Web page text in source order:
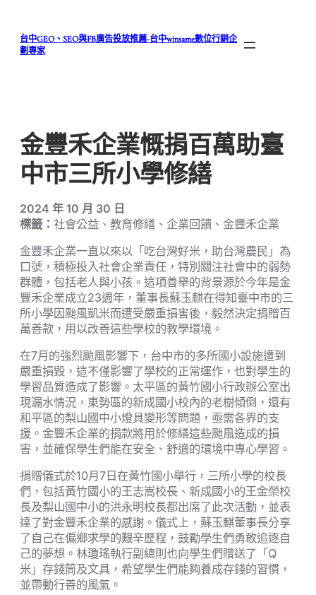
台中GEO、SEO與FB廣告投放推薦-台中winsame數位行銷企
劃專家
金豐禾企業慨捐百萬助臺
中市三所小學修繕
2024 年 10 月 30 日
標籤： 社會公益、教育修繕、企業回饋、金豐禾企業
金豐禾企業一直以來以「吃台灣好米，助台灣農民」為
口號，積極投入社會企業責任，特別關注社會中的弱勢
群體，包括老人與小孩。這項善舉的背景源於今年是金
豐禾企業成立23週年，董事長蘇玉麒在得知臺中市的三
所小學因颱風凱米而遭受嚴重損害後，毅然決定捐贈百
萬善款，用以改善這些學校的教學環境。
在7月的強烈颱風影響下，台中市的多所國小設施遭到
嚴重損毀，這不僅影響了學校的正常運作，也對學生的
學習品質造成了影響。太平區的黃竹國小行政辦公室出
現漏水情況，東勢區的新成國小校內的老樹傾倒，還有
和平區的梨山國中小燈具變形等問題，亟需各界的支
援。金豐禾企業的捐款將用於修繕這些颱風造成的損
害，並確保學生們能在安全、舒適的環境中專心學習。
捐贈儀式於10月7日在黃竹國小舉行，三所小學的校長
們，包括黃竹國小的王志嵩校長、新成國小的王金榮校
長及梨山國中小的洪永明校長都出席了此次活動，並表
達了對金豐禾企業的感謝。儀式上，蘇玉麒董事長分享
了自己在偏鄉求學的艱辛歷程，鼓勵學生們勇敢追逐自
己的夢想。林瓊瑤執行副總則也向學生們贈送了「Q
米」存錢筒及文具，希望學生們能夠養成存錢的習慣，
並帶動行善的風氣。